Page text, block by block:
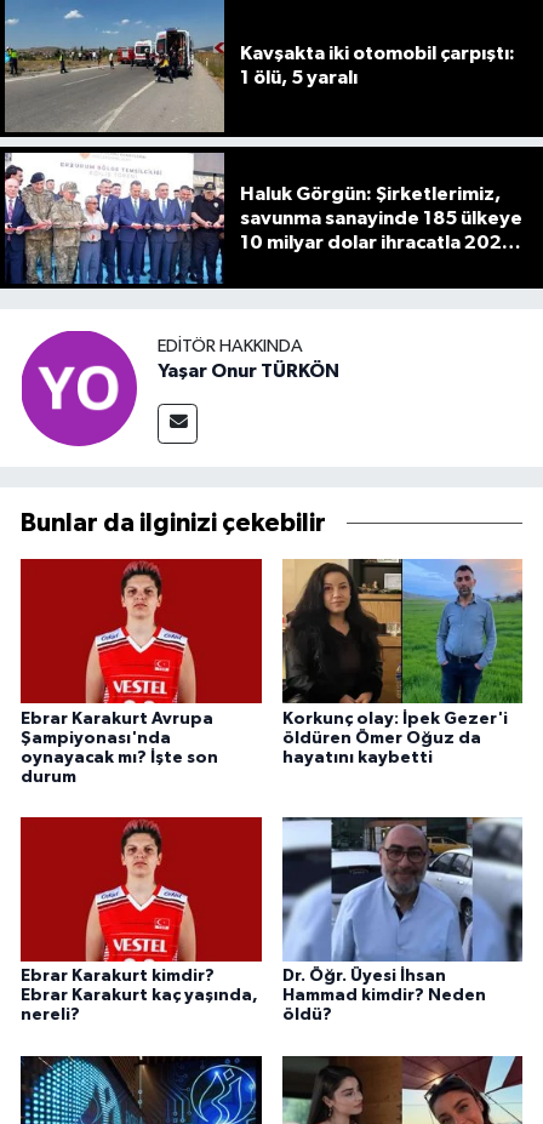
Kavşakta iki otomobil çarpıştı:
1 ölü, 5 yaralı
Haluk Görgün: Şirketlerimiz,
savunma sanayinde 185 ülkeye
10 milyar dolar ihracatla 2025'i
EDITÖR HAKKINDA
Yaşar Onur TÜRKÖN
Bunlar da ilginizi çekebilir
Ebrar Karakurt Avrupa
Şampiyonası'nda
oynayacak mı? İşte son
durum
Korkunç olay: İpek Gezer'i
öldüren Ömer Oğuz da
hayatını kaybetti
Ebrar Karakurt kimdir?
Ebrar Karakurt kaç yaşında,
nereli?
Dr. Öğr. Üyesi İhsan
Hammad kimdir? Neden
öldü?